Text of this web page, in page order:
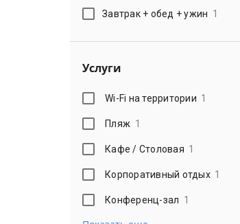
Завтрак + обед + ужин 1
Услуги
Wi-Fi на территории 1
Пляж 1
Кафе / Столовая 1
Корпоративный отдых 1
Конференц-зал 1